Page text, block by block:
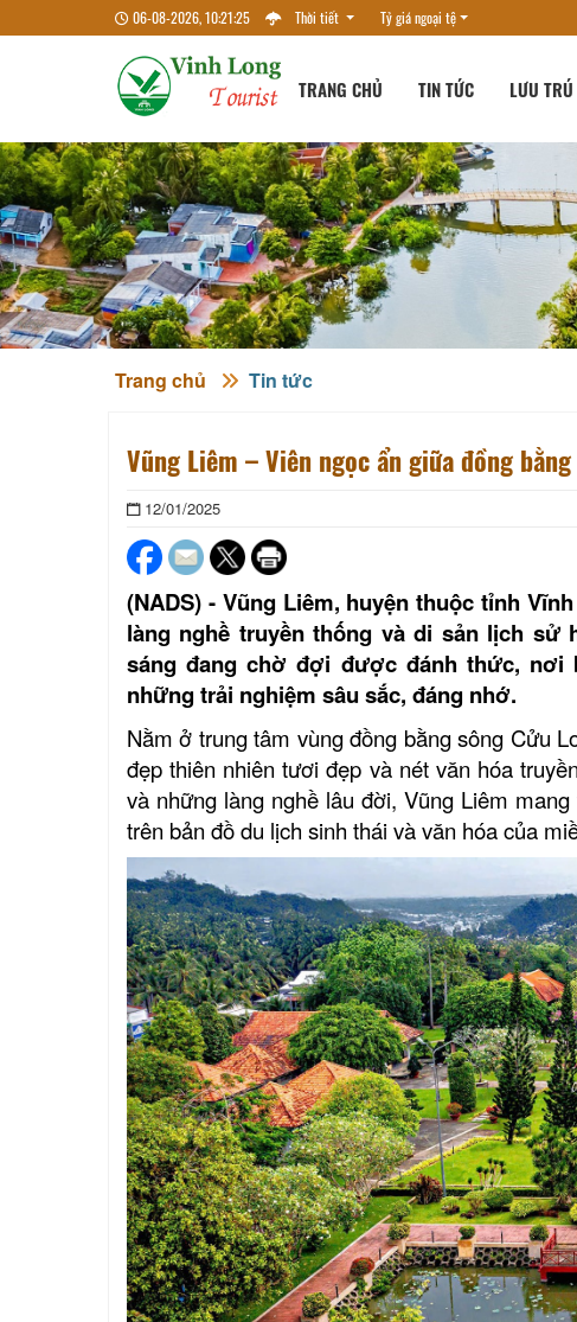
06-08-2026, 10:21:27 Thời tiết Tỷ giá ngoại tệ
TRANG CHỦ TIN TỨC LƯU TRÚ
Trang chủ Tin tức
Vũng Liêm – Viên ngọc ẩn giữa đồng
12/01/2025
(NADS) - Vũng Liêm, huyện thuộc tỉnh
làng nghề truyền thống và di sản lịch
sáng đang chờ đợi được đánh thức,
những trải nghiệm sâu sắc, đáng nhớ.
Nằm ở trung tâm vùng đồng bằng sông Cửu
đẹp thiên nhiên tươi đẹp và nét văn hóa
và những làng nghề lâu đời, Vũng Liêm
trên bản đồ du lịch sinh thái và văn hóa của